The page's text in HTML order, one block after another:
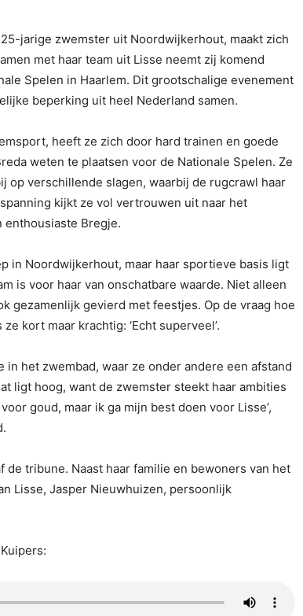
jarige zwemster uit Noordwijkerhout, maakt zich
met haar team uit Lisse neemt zij komend
Spelen in Haarlem. Dit grootschalige evenement
beperking uit heel Nederland samen.
heeft ze zich door hard trainen en goede
weten te plaatsen voor de Nationale Spelen. Ze
op verschillende slagen, waarbij de rugcrawl haar
kijkt ze vol vertrouwen uit naar het
enthousiaste Bregje.
in Noordwijkerhout, maar haar sportieve basis ligt
is voor haar van onschatbare waarde. Niet alleen
gezamenlijk gevierd met feestjes. Op de vraag hoe
kort maar krachtig: ‘Echt superveel’.
het zwembad, waar ze onder andere een afstand
ligt hoog, want de zwemster steekt haar ambities
goud, maar ik ga mijn best doen voor Lisse’,
tribune. Naast haar familie en bewoners van het
Lisse, Jasper Nieuwhuizen, persoonlijk